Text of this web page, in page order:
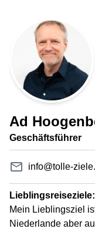
Ad
Geschäftsführer
info@tolle-
Lieblingsreiseziele:
Mein Lieblingsziel
Niederlande aber